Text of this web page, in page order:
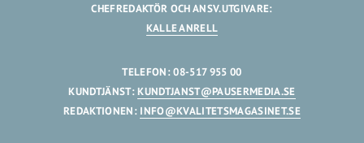
CHEFREDAKTÖR OCH ANSV.UTGIVARE:
KALLE ANRELL
TELEFON: 08-517 955 00
KUNDTJÄNST:KUNDTJANST@PAUSERMEDIA.SE
REDAKTIONEN: INFO@KVALITETSMAGASINET.SE